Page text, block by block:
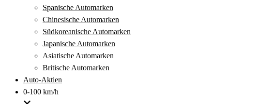
Spanische Automarken
Chinesische Automarken
Südkoreanische Automarken
Japanische Automarken
Asiatische Automarken
Britische Automarken
Auto-Aktien
0-100 km/h